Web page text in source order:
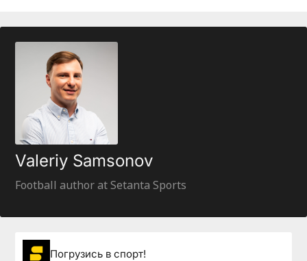
Valeriy Samsonov
Football author at Setanta Sports
Погрузиcь в спорт!